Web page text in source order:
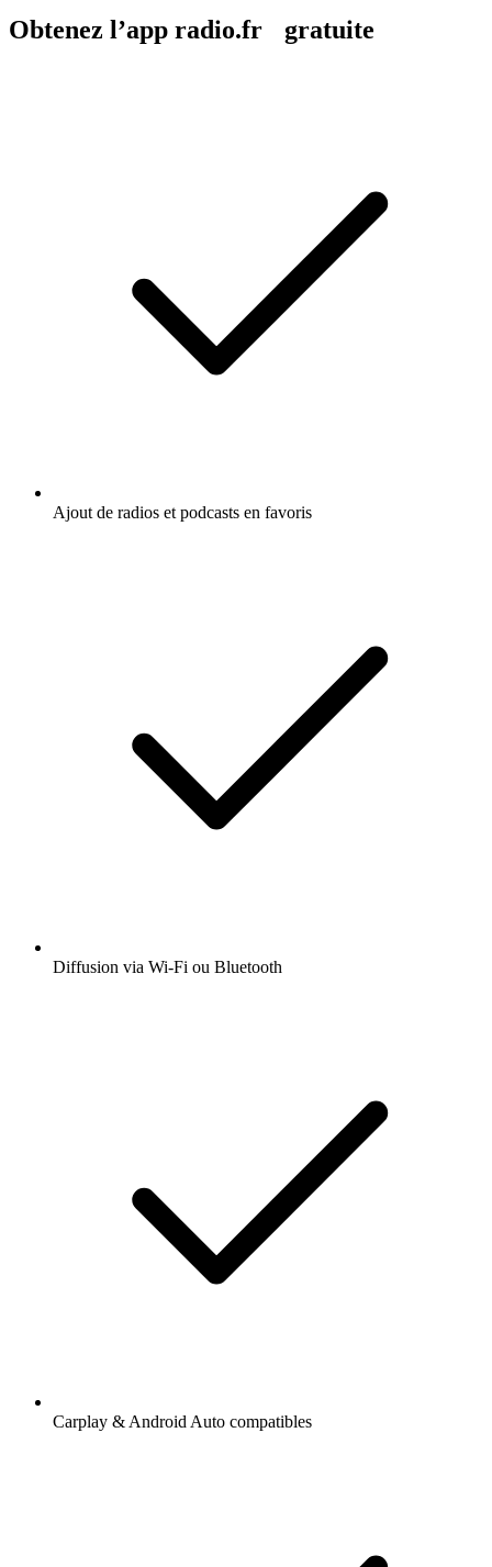
Obtenez l’app radio.fr gratuite
Ajout de radios et podcasts en favoris
Diffusion via Wi-Fi ou Bluetooth
Carplay & Android Auto compatibles